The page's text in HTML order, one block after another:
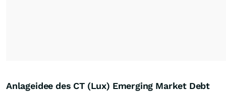
Anlageidee des CT (Lux) Emerging Market Debt